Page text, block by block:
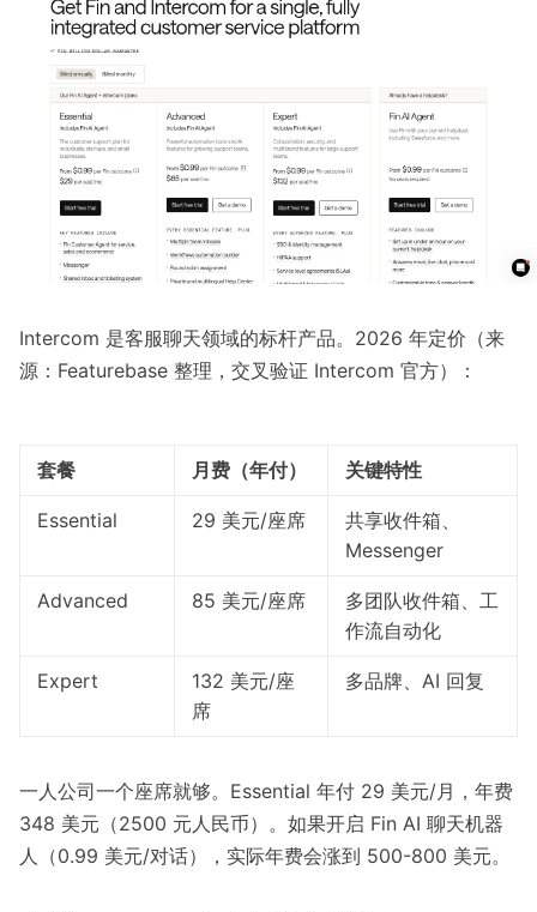
Intercom 是客服聊天领域的标杆产品。2026 年定价（来
源： Featurebase 整理 ，交叉验证 Intercom 官方）：
套餐 月费（年付） 关键特性
Essential 29 美元/座席
共享收件箱、
Messenger
Advanced 85 美元/座席
多团队收件箱、工
作流自动化
Expert
132 美元/座
席
多品牌、AI 回复
一人公司一个座席就够。Essential 年付 29 美元/月，年费
348 美元（2500 元人民币）。如果开启 Fin AI 聊天机器
人（0.99 美元/对话），实际年费会涨到 500-800 美元。